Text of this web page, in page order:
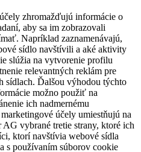
zhromažďujú informácie o
aby sa im zobrazovali
Napríklad zaznamenávajú,
sídlo navštívili a aké aktivity
slúžia na vytvorenie profilu
relevantných reklám pre
sídlach. Ďalšou výhodou týchto
možno použiť na
ich nadmernému
účely umiestňujú na
vybrané tretie strany, ktoré ich
ktorí navštívia webové sídla
s používaním súborov cookie